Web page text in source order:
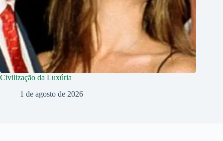
Civilização da Luxúria
1 de agosto de 2026